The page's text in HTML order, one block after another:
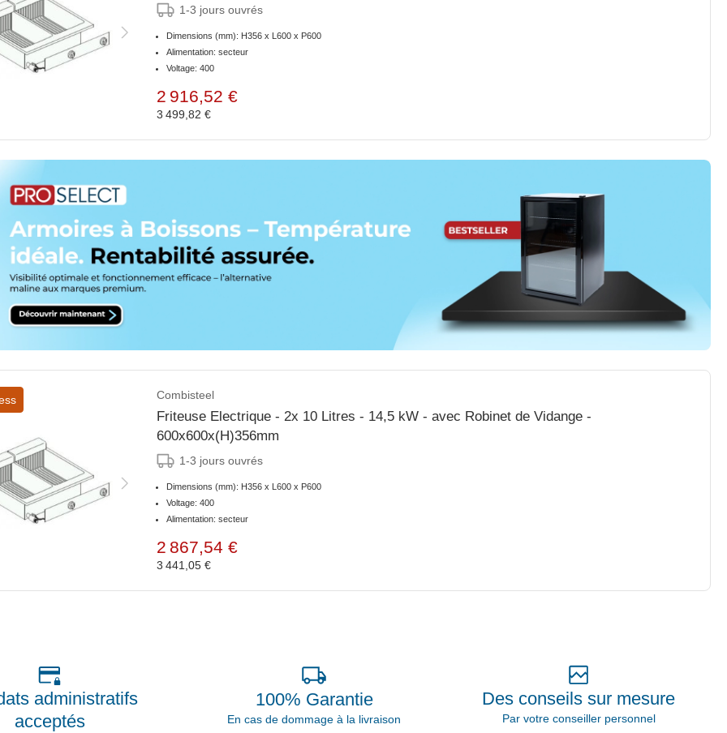
1-3 jours ouvrés
Dimensions (mm): H356 x L600 x P600
Alimentation: secteur
Voltage: 400
2 916,52 €
3 499,82 €
Combisteel
Friteuse Electrique - 2x 10 Litres - 14,5 kW - avec Robinet de Vidange -
600x600x(H)356mm
1-3 jours ouvrés
Dimensions (mm): H356 x L600 x P600
Voltage: 400
Alimentation: secteur
2 867,54 €
3 441,05 €
administratifs
acceptés
100% Garantie
En cas de dommage à la livraison
Des conseils sur mesure
Par votre conseiller personnel